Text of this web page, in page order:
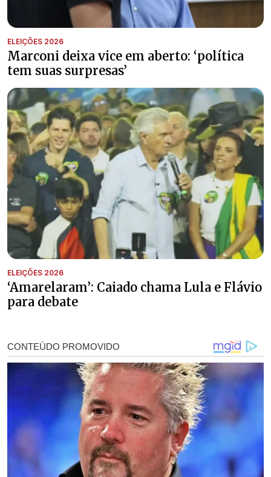
ELEIÇÕES 2026
Marconi deixa vice em aberto: ‘política
tem suas surpresas’
ELEIÇÕES 2026
‘Amarelaram’: Caiado chama Lula e Flávio
para debate